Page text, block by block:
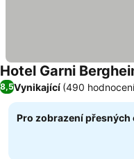
Hotel Garni
8,5Vynikající (490
Pro zobrazení přesných